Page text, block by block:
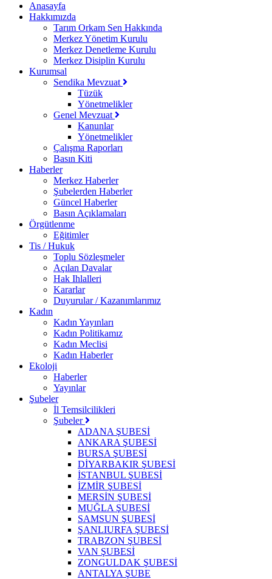
Anasayfa
Hakkımızda
Tarım Orkam Sen Hakkında
Merkez Yönetim Kurulu
Merkez Denetleme Kurulu
Merkez Disiplin Kurulu
Kurumsal
Sendika Mevzuat
Tüzük
Yönetmelikler
Genel Mevzuat
Kanunlar
Yönetmelikler
Çalışma Raporları
Basın Kiti
Haberler
Merkez Haberler
Şubelerden Haberler
Güncel Haberler
Basın Açıklamaları
Örgütlenme
Eğitimler
Tis / Hukuk
Toplu Sözleşmeler
Açılan Davalar
Hak Ihlalleri
Kararlar
Duyurular / Kazanımlarımız
Kadın
Kadın Yayınları
Kadın Politikamız
Kadın Meclisi
Kadın Haberler
Ekoloji
Haberler
Yayınlar
Şubeler
İl Temsilcilikleri
Şubeler
ADANA ŞUBESİ
ANKARA ŞUBESİ
BURSA ŞUBESİ
DİYARBAKIR ŞUBESİ
İSTANBUL ŞUBESİ
İZMİR ŞUBESİ
MERSİN ŞUBESİ
MUĞLA ŞUBESİ
SAMSUN ŞUBESİ
ŞANLIURFA ŞUBESİ
TRABZON ŞUBESİ
VAN ŞUBESİ
ZONGULDAK ŞUBESİ
ANTALYA ŞUBE